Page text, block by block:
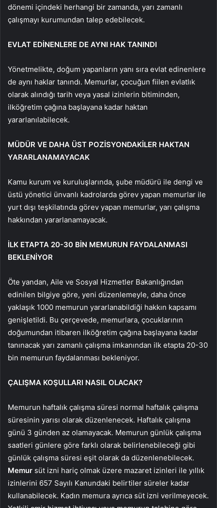
dönemi içindeki herhangi bir zamanda, yarı zamanlı
çalışmayı kurumundan talep edebilecek.
EVLAT EDİNENLERE DE AYNI HAK TANINDI
Yönetmelikte, doğum yapanların yanı sıra evlat edinenlere
de aynı haklar tanındı. Memurlar, çocuğun fiilen evlatlık
olarak alındığı tarih veya yasal izinlerin bitiminden,
ilköğretim çağına başlayana kadar haktan
yararlanılabilecek.
MÜDÜR VE DAHA ÜST POZİSYONDAKİLER HAKTAN
YARARLANAMAYACAK
Kamu kurum ve kuruluşlarında, şube müdürü ile dengi ve
üstü yönetici ünvanlı kadrolarda görev yapan memurlar ile
yurt dışı teşkilatında görev yapan memurlar, yarı çalışma
hakkından yararlanamayacak.
İLK ETAPTA 20-30 BİN MEMURUN FAYDALANMASI
BEKLENİYOR
Öte yandan, Aile ve Sosyal Hizmetler Bakanlığından
edinilen bilgiye göre, yeni düzenlemeyle, daha önce
yaklaşık 1000 memurun yararlanabildiği hakkın kapsamı
genişletildi. Bu çerçevede, memurlara, çocuklarının
doğumundan itibaren ilköğretim çağına başlayana kadar
tanınacak yarı zamanlı çalışma imkanından ilk etapta 20-30
bin memurun faydalanması bekleniyor.
ÇALIŞMA KOŞULLARI NASIL OLACAK?
Memurun haftalık çalışma süresi normal haftalık çalışma
süresinin yarısı olarak düzenlenecek. Haftalık çalışma
günü 3 günden az olamayacak. Memurun günlük çalışma
saatleri günlere göre farklı olarak belirlenebileceği gibi
günlük çalışma süresi eşit olarak da düzenlenebilecek.
Memur süt izni hariç olmak üzere mazaret izinleri ile yıllık
izinlerini 657 Sayılı Kanundaki belirtiler süreler kadar
kullanabilecek. Kadın memura ayrıca süt izni verilmeyecek.